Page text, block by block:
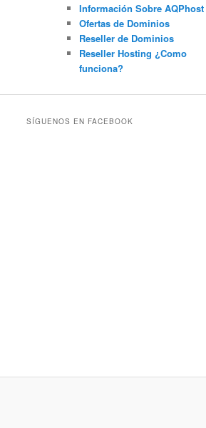
Información Sobre AQPhost
Ofertas de Dominios
Reseller de Dominios
Reseller Hosting ¿Como
funciona?
SÍGUENOS EN FACEBOOK